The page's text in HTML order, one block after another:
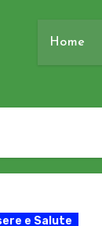
Home
e Salute